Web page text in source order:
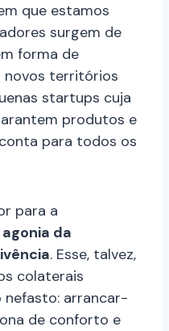
que estamos
surgem de
forma de
novos territórios
startups cuja
produtos e
para todos os
para a
agonia da
. Esse, talvez,
colaterais
nefasto: arrancar-
de conforto e